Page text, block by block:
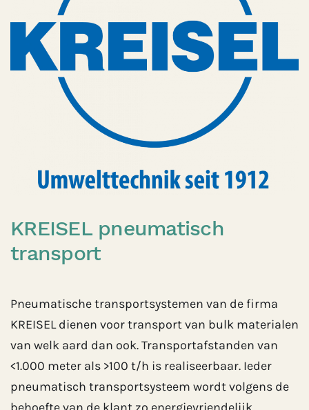
KREISEL pneumatisch
transport
Pneumatische transportsystemen van de firma
KREISEL dienen voor transport van bulk materialen
van welk aard dan ook. Transportafstanden van
<1.000 meter als >100 t/h is realiseerbaar. Ieder
pneumatisch transportsysteem wordt volgens de